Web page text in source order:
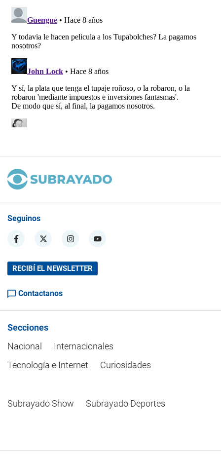
Seguinos
RECIBÍ EL NEWSLETTER
Contactanos
Secciones
Nacional
Internacionales
Tecnología e Internet
Curiosidades
Subrayado Show Subrayado Deportes